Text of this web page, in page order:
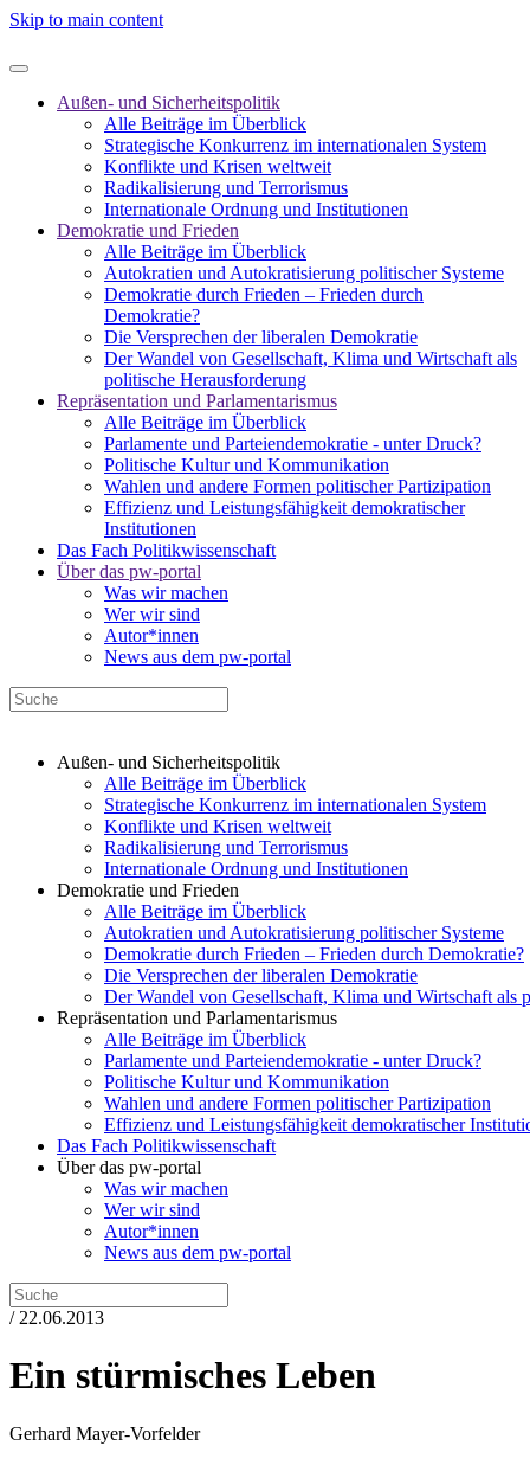
Skip to main content
Außen- und Sicherheitspolitik
Alle Beiträge im Überblick
Strategische Konkurrenz im internationalen System
Konflikte und Krisen weltweit
Radikalisierung und Terrorismus
Internationale Ordnung und Institutionen
Demokratie und Frieden
Alle Beiträge im Überblick
Autokratien und Autokratisierung politischer Systeme
Demokratie durch Frieden – Frieden durch
Demokratie?
Die Versprechen der liberalen Demokratie
Der Wandel von Gesellschaft, Klima und Wirtschaft als
politische Herausforderung
Repräsentation und Parlamentarismus
Alle Beiträge im Überblick
Parlamente und Parteiendemokratie - unter Druck?
Politische Kultur und Kommunikation
Wahlen und andere Formen politischer Partizipation
Effizienz und Leistungsfähigkeit demokratischer
Institutionen
Das Fach Politikwissenschaft
Über das pw-portal
Was wir machen
Wer wir sind
Autor*innen
News aus dem pw-portal
Außen- und Sicherheitspolitik
Alle Beiträge im Überblick
Strategische Konkurrenz im internationalen System
Konflikte und Krisen weltweit
Radikalisierung und Terrorismus
Internationale Ordnung und Institutionen
Demokratie und Frieden
Alle Beiträge im Überblick
Autokratien und Autokratisierung politischer Systeme
Demokratie durch Frieden – Frieden durch Demokratie?
Die Versprechen der liberalen Demokratie
Der Wandel von Gesellschaft, Klima und Wirtschaft als
Repräsentation und Parlamentarismus
Alle Beiträge im Überblick
Parlamente und Parteiendemokratie - unter Druck?
Politische Kultur und Kommunikation
Wahlen und andere Formen politischer Partizipation
Effizienz und Leistungsfähigkeit demokratischer
Das Fach Politikwissenschaft
Über das pw-portal
Was wir machen
Wer wir sind
Autor*innen
News aus dem pw-portal
/ 22.06.2013
Ein stürmisches Leben
Gerhard Mayer-Vorfelder